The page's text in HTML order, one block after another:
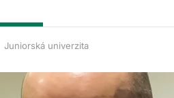
Juniorská univerzita